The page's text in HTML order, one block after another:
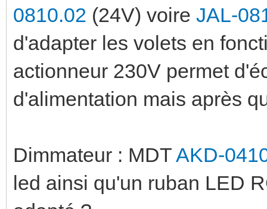
0810.02 (24V) voire JAL-
d'adapter les volets en
actionneur 230V permet
d'alimentation mais après
Dimmateur : MDTAKD-
led ainsi qu'un ruban LED